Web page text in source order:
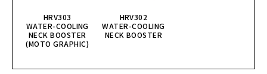
HRV303
WATER-COOLING
NECK BOOSTER
(MOTO GRAPHIC)
HRV302
WATER-COOLING
NECK BOOSTER